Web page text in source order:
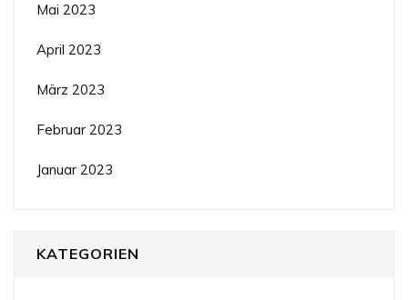
Mai 2023
April 2023
März 2023
Februar 2023
Januar 2023
KATEGORIEN